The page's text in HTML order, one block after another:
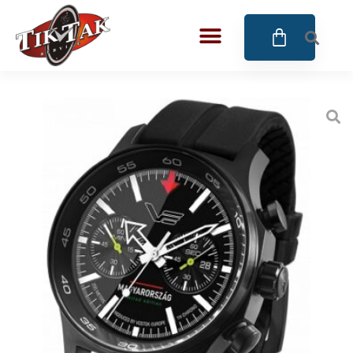
BIGOTTI Milano
CALYPSO
CANGO & RINALDI
CANGO & RINALDI CHARM
CANGO&RINALDI KARÓRÁK